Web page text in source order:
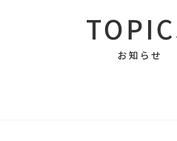
お知らせ